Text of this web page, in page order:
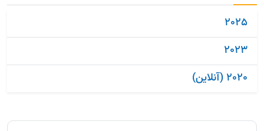
2025
2023
2020 (آنلاین)